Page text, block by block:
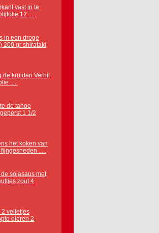
vast in te
12 .....
in een droge
200 gr shirataki
de kruiden Verhit
.....
de tahoe
1 1/2
het koken van
.....
sojasaus met
zout 4
2 velletjes
eieren 2